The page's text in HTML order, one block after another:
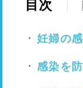
目次
妊婦の
感染を